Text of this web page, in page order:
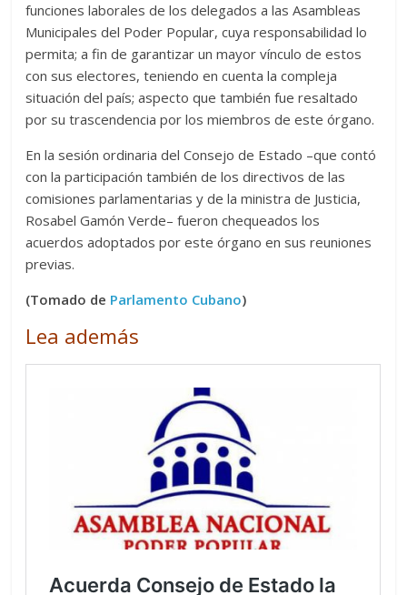
funciones laborales de los delegados a las Asambleas
Municipales del Poder Popular, cuya responsabilidad lo
permita; a fin de garantizar un mayor vínculo de estos
con sus electores, teniendo en cuenta la compleja
situación del país; aspecto que también fue resaltado
por su trascendencia por los miembros de este órgano.
En la sesión ordinaria del Consejo de Estado –que contó
con la participación también de los directivos de las
comisiones parlamentarias y de la ministra de Justicia,
Rosabel Gamón Verde– fueron chequeados los
acuerdos adoptados por este órgano en sus reuniones
previas.
(Tomado de Parlamento Cubano)
Lea además